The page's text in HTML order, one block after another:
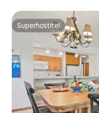
Superhostiteľ
Superhostiteľ